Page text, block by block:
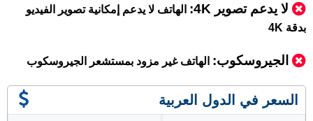
لا يدعم تصوير 4K:
الهاتف لا يدعم إمكانية تصوير الفيديو
بدقة 4K
الجيروسكوب: الهاتف غير مزود بمستشعر الجيروسكوب
السعر في الدول العربية